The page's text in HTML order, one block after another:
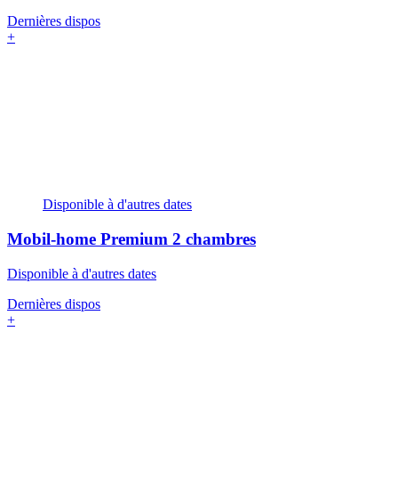
Dernières dispos
+
Disponible à d'autres dates
Mobil-home Premium 2 chambres
Disponible à d'autres dates
Dernières dispos
+